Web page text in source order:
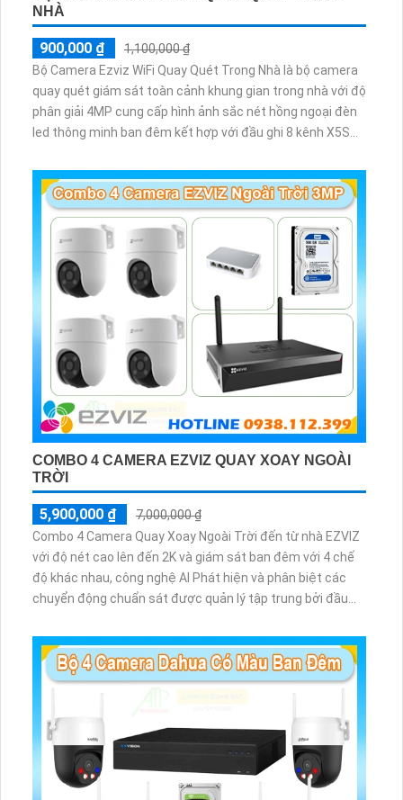
NHÀ
900,000 ₫
1,100,000 ₫
Bộ Camera Ezviz WiFi Quay Quét Trong Nhà là bộ camera
quay quét giám sát toàn cảnh khung gian trong nhà với độ
phân giải 4MP cung cấp hình ảnh sắc nét hồng ngoại đèn
led thông minh ban đêm kết hợp với đầu ghi 8 kênh X5S
COMBO 4 CAMERA EZVIZ QUAY XOAY NGOÀI
TRỜI
5,900,000 ₫
7,000,000 ₫
Combo 4 Camera Quay Xoay Ngoài Trời đến từ nhà EZVIZ
với độ nét cao lên đến 2K và giám sát ban đêm với 4 chế
độ khác nhau, công nghệ AI Phát hiện và phân biệt các
chuyển động chuẩn sát được quản lý tập trung bởi đầu